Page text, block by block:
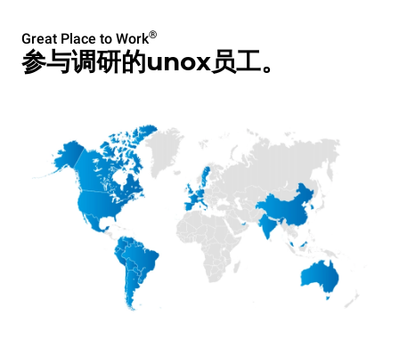
Great Place to Work®
参与调研的unox员工。